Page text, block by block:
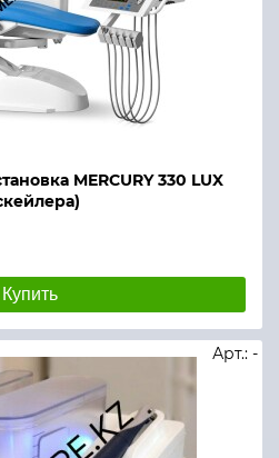
MERCURY 330 LUX
Купить
Арт.: -